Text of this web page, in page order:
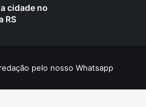
cidade no
RS
pelo nosso Whatsapp